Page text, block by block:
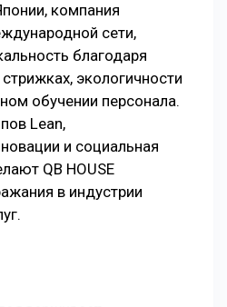
компания
сети,
благодаря
экологичности
обучении персонала.
Lean,
и социальная
QB HOUSE
в индустрии